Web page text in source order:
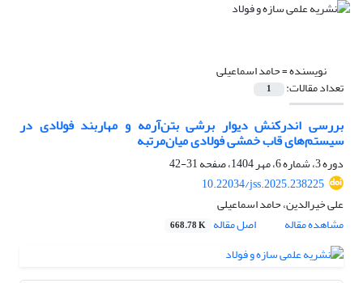
نویسنده =حامد اسماعیلی
تعداد مقالات: 1
بررسی اندرکنش دیوار برشی بتن‌آرمه و مهاربند فولادی در
سیستم‌های قاب خمشی فولادی میان‌مرتبه
دوره 3، شماره 6، مهر 1404، صفحه
31-42
10.22034/jss.2025.238225
علی خیرالدین، حامد اسماعیلی
مشاهده مقاله
اصل مقاله 668.78 K